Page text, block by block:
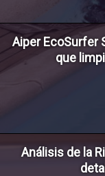
Aiper EcoSurfer
que
Análisis de la